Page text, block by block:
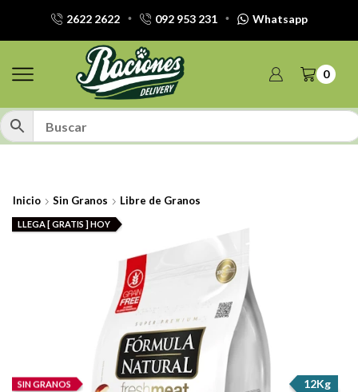
2622 2622 092 953 231 Whatsapp
0
Inicio Sin Granos Libre de Granos
12Kg
LLEGA [ GRATIS ] HOY
SIN GRANOS